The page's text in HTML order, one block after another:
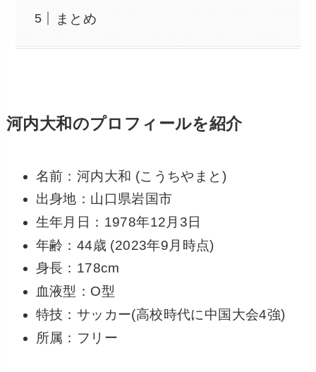
まとめ
河内大和のプロフィールを紹介
名前：河内大和 (こうちやまと)
出身地：山口県岩国市
生年月日：1978年12月3日
年齢：44歳 (2023年9月時点)
身長：178cm
血液型：O型
特技：サッカー(高校時代に中国大会4強)
所属：フリー